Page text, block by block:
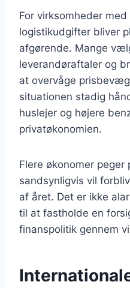
For virksomheder
logistikudgifter bliver
afgørende. Mange
leverandøraftaler og
at overvåge
situationen stadig
huslejer og højere
privatøkonomien.
Flere økonomer peger
sandsynligvis vil
af året. Det er ikke
til at fastholde en
finanspolitik gennem